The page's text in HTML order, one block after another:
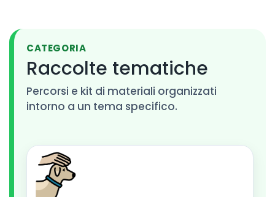
CATEGORIA
Raccolte tematiche
Percorsi e kit di materiali organizzati
intorno a un tema specifico.